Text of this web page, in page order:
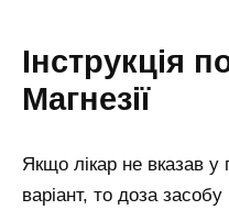
Інструкція
Магнезії
Якщо лікар не вказав у
варіант, то доза